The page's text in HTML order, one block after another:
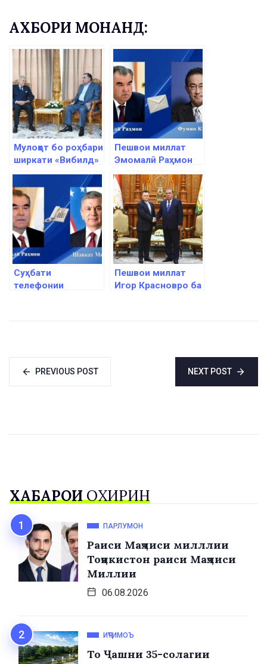
АХБОРИ МОНАНД:
Мулоқот бо роҳбари
ширкати «Вибилд»
Пиетро Салини
Пешвои миллат
Эмомалӣ Раҳмон
ба Сарвазири
Ҷопон Фумио
Кисида барқияи
изҳори тасаллӣ
ирсол намуданд
Суҳбати
телефонии
Пешвои миллат
Игор Красновро ба
PREVIOUS POST NEXT POST
ХАБАРҲОИОХИРИН
ПАРЛУМОН
Раиси Маҷлиси милллии
Тоҷикистон раиси Маҷлиси
Миллии
06.08.2026
ИҶТИМОЪ
То Ҷашни 35-солагии